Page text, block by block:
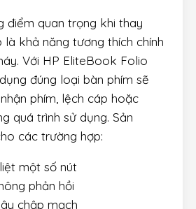
điểm quan trọng khi thay
khả năng tương thích chính
Với HP EliteBook Folio
đúng loại bàn phím sẽ
phím, lệch cáp hoặc
quá trình sử dụng. Sản
các trường hợp:
một số nút
phản hồi
chập mạch